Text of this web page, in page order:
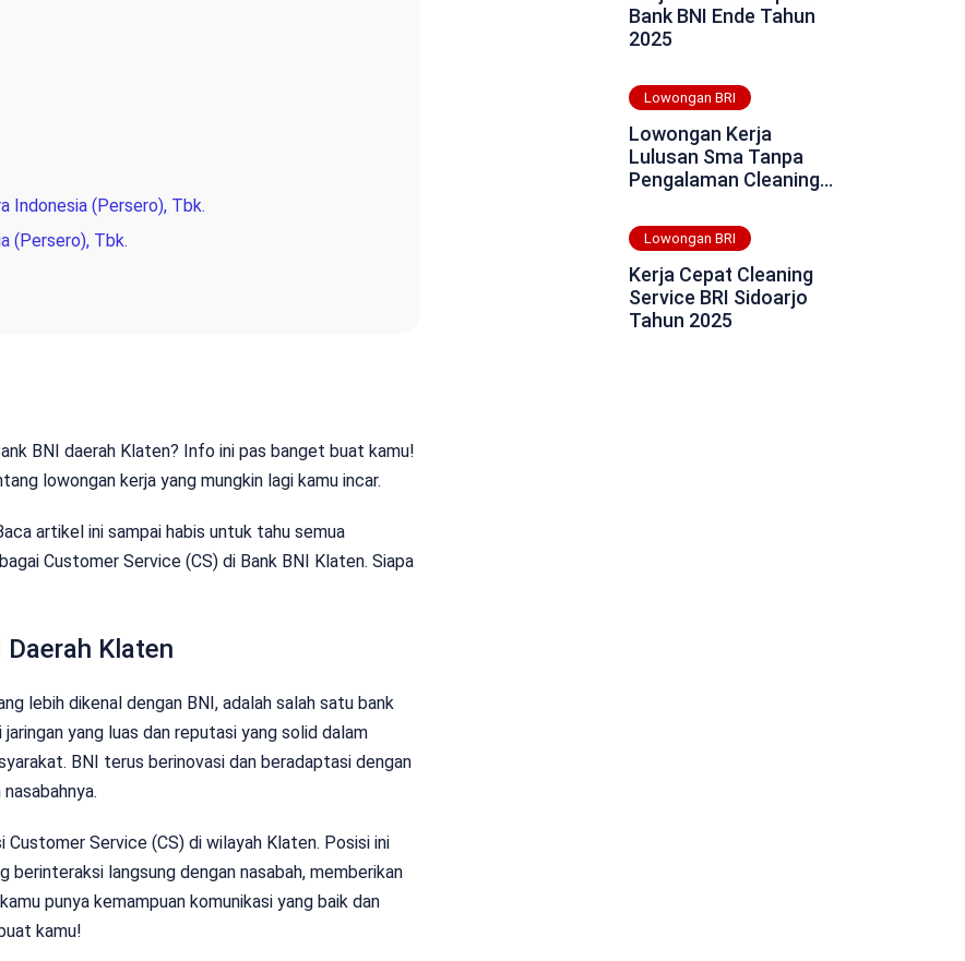
Indonesia (Persero), Tbk.
(Persero), Tbk.
BNI daerah Klaten? Info ini pas banget buat kamu!
lowongan kerja yang mungkin lagi kamu incar.
artikel ini sampai habis untuk tahu semua
Customer Service (CS) di Bank BNI Klaten. Siapa
Klaten
lebih dikenal dengan BNI, adalah salah satu bank
yang luas dan reputasi yang solid dalam
BNI terus berinovasi dan beradaptasi dengan
Service (CS) di wilayah Klaten. Posisi ini
berinteraksi langsung dengan nasabah, memberikan
punya kemampuan komunikasi yang baik dan
kamu!
Bank BNI Ende Tahun
2025
Lowongan BRI
Lowongan Kerja
Lulusan Sma Tanpa
Pengalaman Cleaning
Anambas Tahun 2025
Lowongan BRI
Kerja Cepat Cleaning
Service BRI Sidoarjo
Tahun 2025